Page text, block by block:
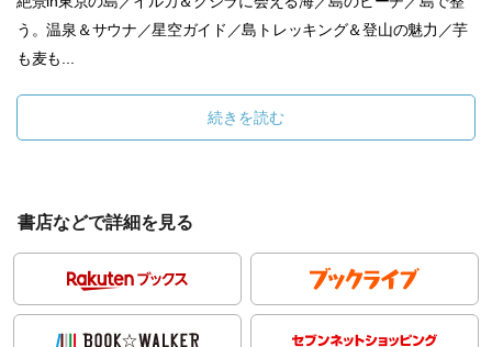
う。温泉＆サウナ／星空ガイド／島トレッキング＆登山の魅力／芋
も麦も...
続きを読む
書店などで詳細を見る